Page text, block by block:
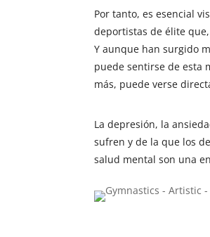
Por tanto, es esencial
deportistas de élite
Y aunque han surgido
puede sentirse de esta
más, puede verse
La depresión, la
sufren y de la que los
salud mental son una